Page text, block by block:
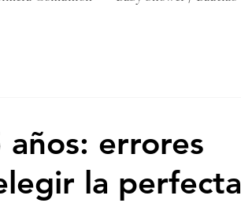
errores
la perfecta